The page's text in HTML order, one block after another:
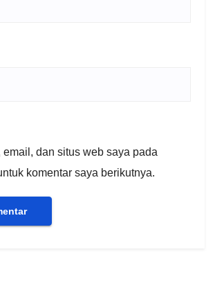
email, dan situs web saya pada
komentar saya berikutnya.